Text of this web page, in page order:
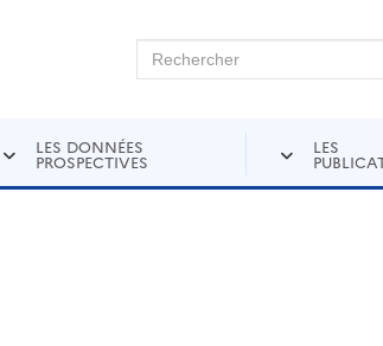
Rechercher sur Andra
LES DONNÉES
PROSPECTIVES
LES